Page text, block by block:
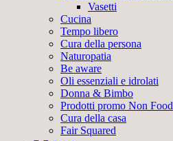
Vasetti
Cucina
Tempo libero
Cura della persona
Naturopatia
Be aware
Oli essenziali e idrolati
Donna & Bimbo
Prodotti promo Non Food
Cura della casa
Fair Squared